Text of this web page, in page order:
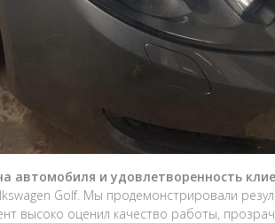
автомобиля и удовлетворенность
Golf. Мы продемонстрировали
высоко оценил качество работы,